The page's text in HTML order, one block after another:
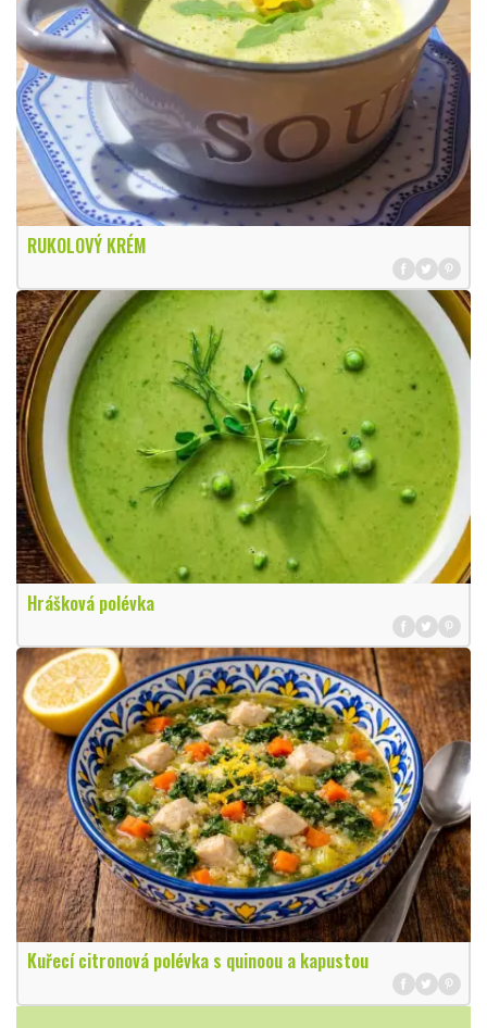
RUKOLOVÝ KRÉM
Hrášková polévka
Kuřecí citronová polévka s quinoou a kapustou